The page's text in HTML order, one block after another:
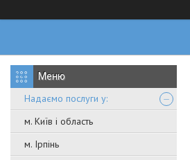
Надаємо послуги у:
м. Київ і область
м. Ірпінь